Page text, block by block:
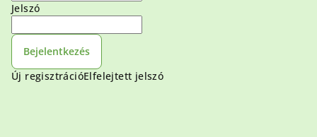
Jelszó
Bejelentkezés
Új regisztrációElfelejtett jelszó